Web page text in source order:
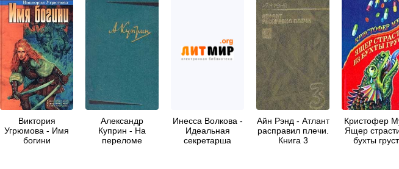
Виктория
Угрюмова - Имя
богини
Александр
Куприн - На
переломе
Инесса Волкова -
Идеальная
секретарша
Айн Рэнд - Атлант
расправил плечи.
Книга 3
Кристофер
Ящер
бухты